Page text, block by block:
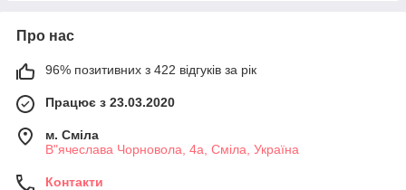
Про нас
96% позитивних з 422 відгуків за рік
Працює з 23.03.2020
м. Сміла
В"ячеслава Чорновола, 4а, Сміла, Україна
Контакти